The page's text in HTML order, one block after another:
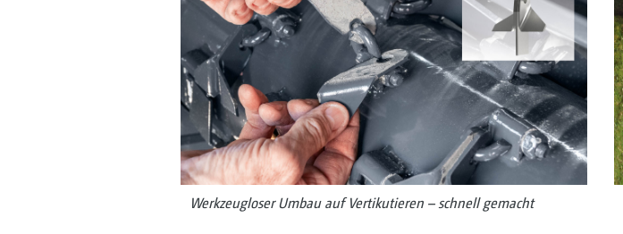
Werkzeugloser Umbau auf Vertikutieren – schnell gemacht